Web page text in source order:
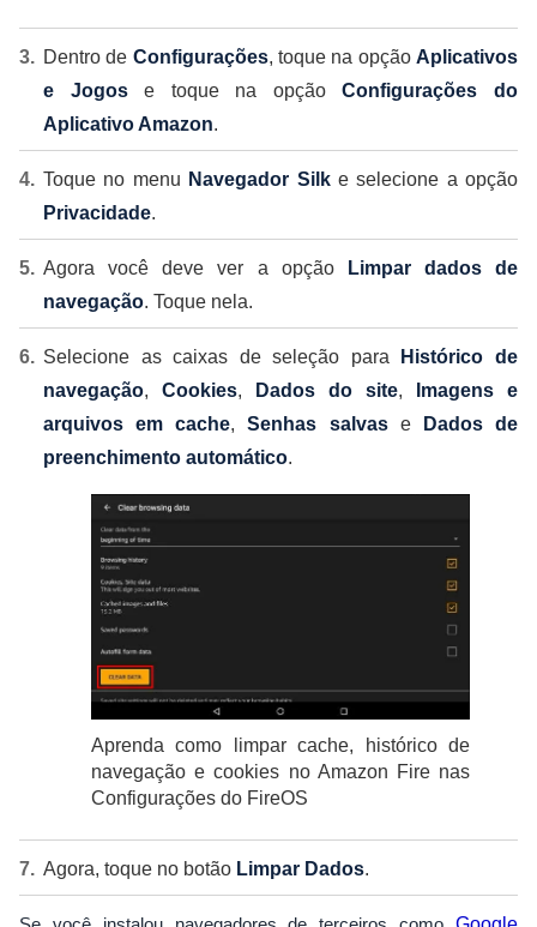
Dentro de Configurações, toque na opçãoAplicativos
e Jogose toque na opçãoConfigurações do
Aplicativo Amazon.
Toque no menu Navegador Silke selecione a opção
Privacidade.
Agora você deve ver a opção
Limpar dados de
navegação. Toque nela.
Selecione as caixas de seleção para
Histórico de
navegação, Cookies, Dados do site,
Imagens e
arquivos em cache,Senhas salvase
Dados de
preenchimento automático.
Aprenda como limpar cache, histórico de
navegação e cookies no Amazon Fire nas
Configurações do FireOS
Agora, toque no botão Limpar Dados.